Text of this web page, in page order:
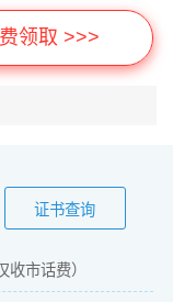
领取 >>>
证书查询
收市话费）